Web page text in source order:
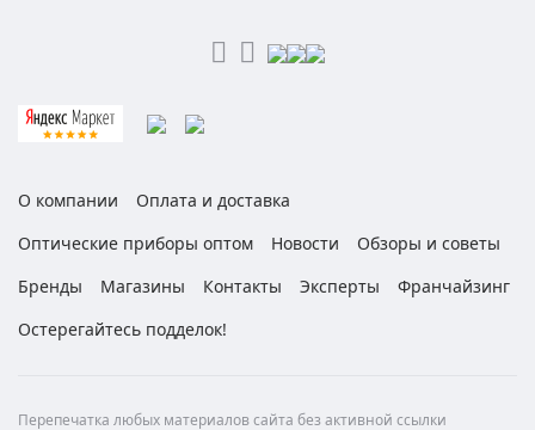
О компании
Оплата и доставка
Оптические приборы оптом
Новости
Обзоры и советы
Бренды
Магазины Контакты Эксперты
Франчайзинг
Остерегайтесь подделок!
Перепечатка любых материалов сайта без активной ссылки